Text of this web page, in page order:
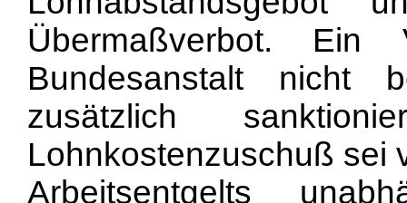
Übermaßverbot.
Bundesanstalt nicht
zusätzlich
Lohnkostenzuschuß sei
Arbeitsentgelts